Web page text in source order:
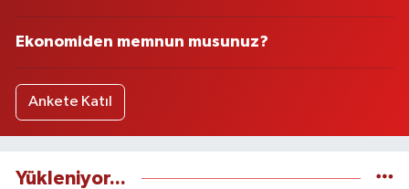
Ekonomiden memnun musunuz?
Ankete Katıl
Yükleniyor...